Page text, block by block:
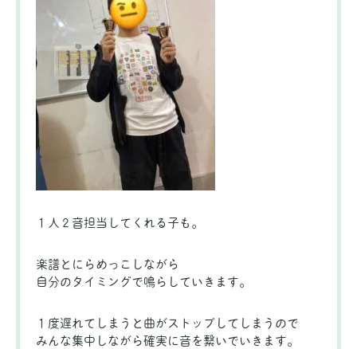
１人２音担当してくれる子も。
楽譜とにらめっこしながら
自分のタイミングで鳴らしていきます。
１度遅れてしまうと曲がストップしてしまうので
みんな集中しながら確実に音を繋いでいきます。